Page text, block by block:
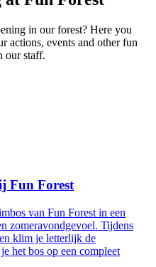
in our forest? Here you
actions, events and other fun
our staff.
Fun Forest
van Fun Forest in een
zomeravondgevoel. Tijdens
klim je letterlijk de
het bos op een compleet